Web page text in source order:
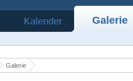
Kalender Galerie
Galerie